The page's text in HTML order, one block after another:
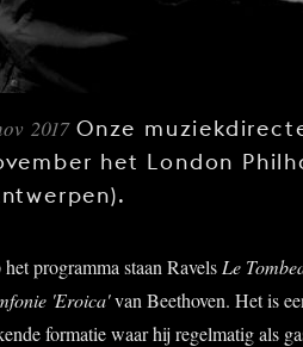
2017 Onze
het London
programma staan Ravels Le
'Eroica'van Beethoven. Het is
formatie waar hij regelmatig als